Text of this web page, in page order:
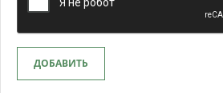
ДОБАВИТЬ